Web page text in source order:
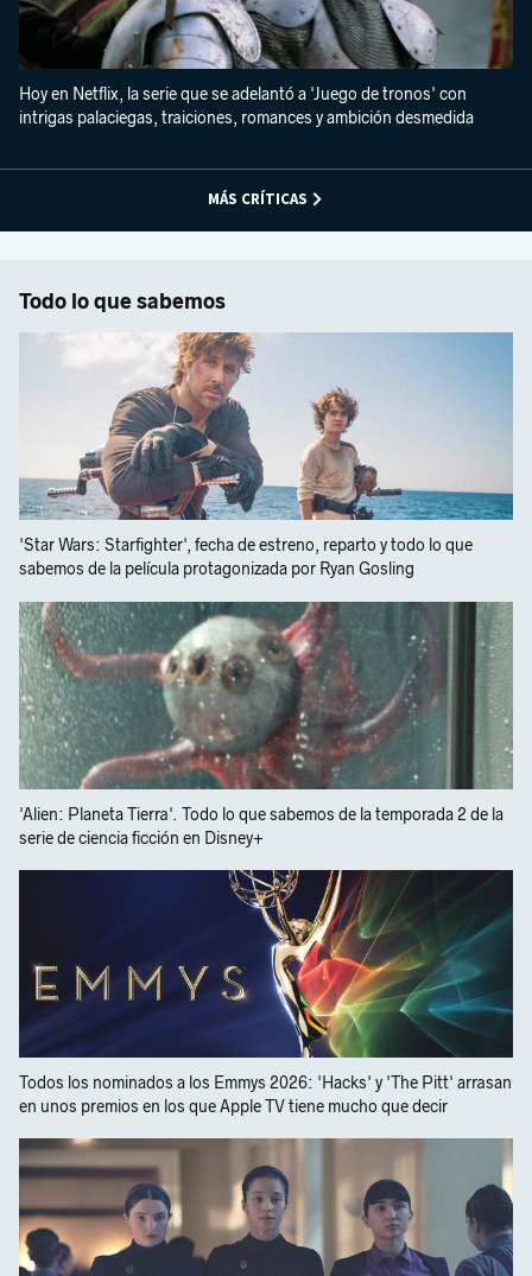
Hoy en Netflix, la serie que se adelantó a 'Juego de tronos' con
intrigas palaciegas, traiciones, romances y ambición desmedida
MÁS CRÍTICAS
Todo lo que sabemos
'Star Wars: Starfighter', fecha de estreno, reparto y todo lo que
sabemos de la película protagonizada por Ryan Gosling
'Alien: Planeta Tierra'. Todo lo que sabemos de la temporada 2 de la
serie de ciencia ficción en Disney+
Todos los nominados a los Emmys 2026: 'Hacks' y 'The Pitt' arrasan
en unos premios en los que Apple TV tiene mucho que decir